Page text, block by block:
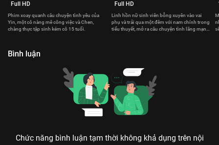
Full HD
Phim xoay quanh câu chuyện tình yêu của
Yin, một cô nàng mê công việc và Chen,
chàng thực tập sinh kém cô 15 tuổi.
Full HD
Linh hồn nữ sinh viên bỗng xuyên vào vai
phụ và trải qua một đêm với nam chính trong
tiểu thuyết, mở ra câu chuyện tình lãng mạn
Bình luận
Chức năng bình luận tạm thời không khả dụng trên nội